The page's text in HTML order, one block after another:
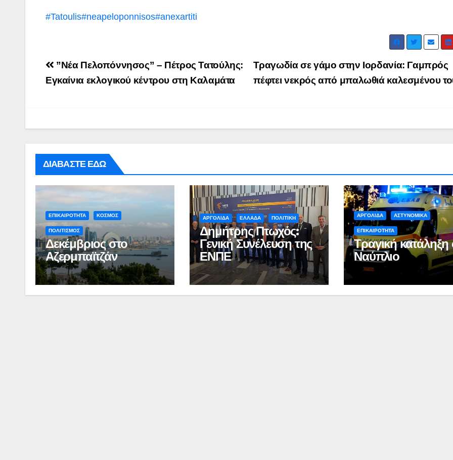
#Tatoulis#neapeloponnisos#anexartiti
Post
navigation
Τραγωδία σε γάμο στην Ιορδανία: Γαμπρός
πέφτει νεκρός από μπαλωθιά καλεσμένου
”Νέα Πελοπόννησος” – Πέτρος Τατούλης:
Εγκαίνια εκλογικού κέντρου στη Καλαμάτα
ΔΙΑΒΑΣΤΕ ΕΔΩ
ΕΠΙΚΑΙΡΟΤΗΤΑ ΚΟΣΜΟΣ
ΠΟΛΙΤΙΣΜΟΣ
Δεκέμβριος στο
Αζερμπαϊτζάν
ΑΡΓΟΛΙΔΑ ΕΛΛΑΔΑ ΠΟΛΙΤΙΚΗ
Δημήτρης Πτωχός:
Γενική Συνέλευση της
ΕΝΠΕ
ΑΡΓΟΛΙΔΑ ΑΣΤΥΝΟΜΙΚΑ
ΕΠΙΚΑΙΡΟΤΗΤΑ
Τραγική κατάληξη
Ναύπλιο
ΠΕΡΙΒΑΛΛΟΝ ΡΕΠΟΡΤΑΖ ΒΙΝΤΕΟ
ΝΑΥΠΛΙΟ:
(βίντεο)
ΤΑ ΣΚΟΥΠΙΔΙΑ
Ενημερωτική
ΦΟΔΣΑ κ.
Σμυρνιώτη στο
Ναυπλιο για το
Ολιστικό Σχέδιο
Ανακύκλωσης
ΒΙΝΤΕΟ
ΡΕΠΟΡΤΑΖ ΒΙΝΤΕΟ
18
τον